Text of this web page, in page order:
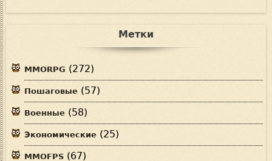
Метки
MMORPG (272)
Пошаговые (57)
Военные (58)
Экономические (25)
MMOFPS (67)